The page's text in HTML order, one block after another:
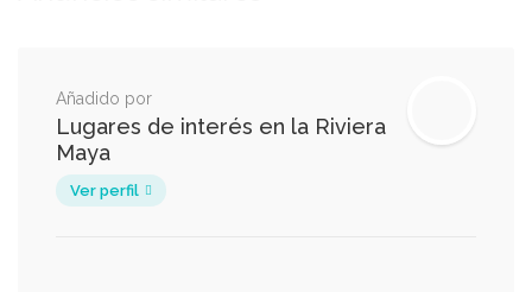
Añadido por
Lugares de interés en la Riviera
Maya
Ver perfil